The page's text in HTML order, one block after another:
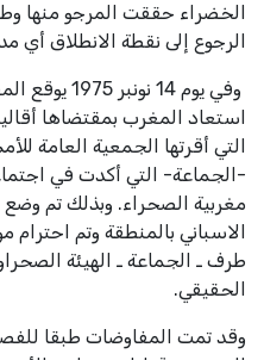
الخضراء حققت المرجو منها
الرجوع إلى نقطة الانطلاق أي
وفي يوم 14 نونبر 1975 يوقع المغرب واسبانيا
استعاد المغرب بمقتضاها
التي أقرتها الجمعية العامة
-الجماعة- التي أكدت في
مغربية الصحراء. وبذلك تم وضع
الاسباني بالمنطقة وتم احترام
طرف ـ الجماعة ـ الهيئة
الحقيقي.